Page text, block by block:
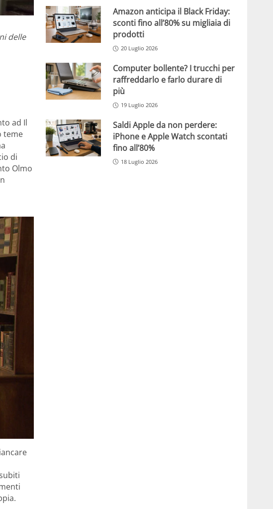
delle
ad Il
teme
di
Olmo
Amazon anticipa il Black Friday:
sconti fino all’80% su migliaia di
prodotti
20 Luglio 2026
Computer bollente? I trucchi per
raffreddarlo e farlo durare di
più
19 Luglio 2026
Saldi Apple da non perdere:
iPhone e Apple Watch scontati
fino all’80%
18 Luglio 2026